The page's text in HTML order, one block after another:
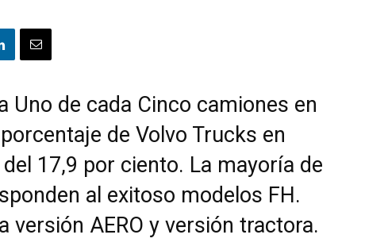
Uno de cada Cinco camiones en
de Volvo Trucks en
17,9 por ciento. La mayoría de
al exitoso modelos FH.
versión AERO y versión tractora.